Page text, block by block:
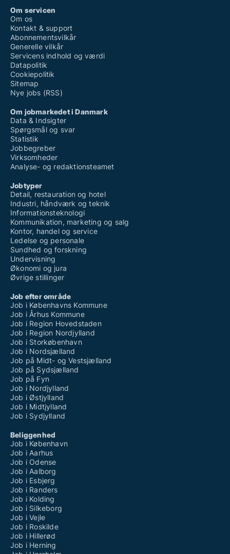
Om servicen
Om os
Kontakt & support
Abonnementsvilkår
Generelle vilkår
Servicens indhold og værdi
Datapolitik
Cookiepolitik
Sitemap
Nye jobs (RSS)
Om jobmarkedet i Danmark
Data & Indsigter
Spørgsmål og svar
Statistik
Jobbegreber
Virksomheder
Analyse- og redaktionsteamet
Jobtyper
Detail, restauration og hotel
Industri, håndværk og teknik
Informationsteknologi
Kommunikation, marketing og salg
Kontor, handel og service
Ledelse og personale
Sundhed og forskning
Undervisning
Økonomi og jura
Øvrige stillinger
Job efter område
Job i Københavns Kommune
Job i Århus Kommune
Job i Region Hovedstaden
Job i Region Nordjylland
Job i Storkøbenhavn
Job i Nordsjælland
Job på Midt- og Vestsjælland
Job på Sydsjælland
Job på Fyn
Job i Nordjylland
Job i Østjylland
Job i Midtjylland
Job i Sydjylland
Beliggenhed
Job i København
Job i Aarhus
Job i Odense
Job i Aalborg
Job i Esbjerg
Job i Randers
Job i Kolding
Job i Silkeborg
Job i Vejle
Job i Roskilde
Job i Hillerød
Job i Herning